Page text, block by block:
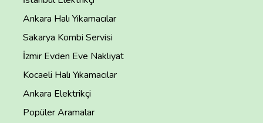
Ankara Halı Yıkamacılar
Sakarya Kombi Servisi
İzmir Evden Eve Nakliyat
Kocaeli Halı Yıkamacılar
Ankara Elektrikçi
Popüler Aramalar